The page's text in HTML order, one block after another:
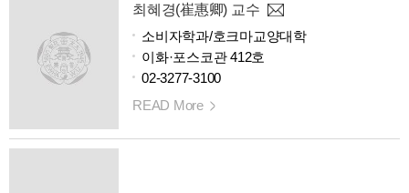
최혜경(崔惠卿) 교수
소비자학과/호크마교양대학
이화·포스코관 412호
02-3277-3100
READ More